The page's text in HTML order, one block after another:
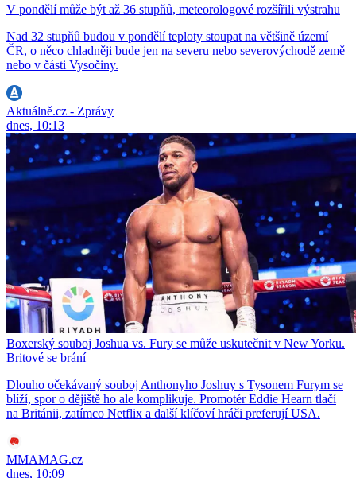
V pondělí může být až 36 stupňů, meteorologové rozšířili výstrahu
Nad 32 stupňů budou v pondělí teploty stoupat na většině území
ČR, o něco chladněji bude jen na severu nebo severovýchodě země
nebo v části Vysočiny.
Aktuálně.cz - Zprávy
dnes, 10:13
Boxerský souboj Joshua vs. Fury se může uskutečnit v New Yorku.
Britové se brání
Dlouho očekávaný souboj Anthonyho Joshuy s Tysonem Furym se
blíží, spor o dějiště ho ale komplikuje. Promotér Eddie Hearn tlačí
na Británii, zatímco Netflix a další klíčoví hráči preferují USA.
MMAMAG.cz
dnes, 10:09